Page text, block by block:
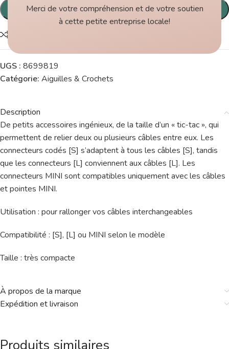
Merci de votre compréhension et de votre soutien
à cette petite entreprise locale!
Ajouter au panier
UGS : 8699819
Catégorie: Aiguilles & Crochets
Description
De petits accessoires ingénieux, de la taille d’un « tic-tac », qui
permettent de relier deux ou plusieurs câbles entre eux. Les
connecteurs codés [S] s’adaptent à tous les câbles [S], tandis
que les connecteurs [L] conviennent aux câbles [L]. Les
connecteurs MINI sont compatibles uniquement avec les câbles
et pointes MINI.
Utilisation : pour rallonger vos câbles interchangeables
Compatibilité : [S], [L] ou MINI selon le modèle
Taille : très compacte
À propos de la marque
Expédition et livraison
Produits similaires